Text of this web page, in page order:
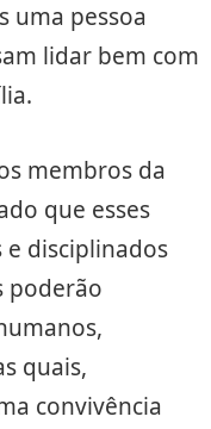
uma pessoa
lidar bem com
membros da
que esses
e disciplinados
poderão
quais,
convivência